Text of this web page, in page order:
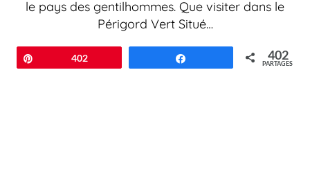
le pays des gentilhommes. Que visiter dans le
Périgord Vert Situé…
Épingle402 402
PARTAGES